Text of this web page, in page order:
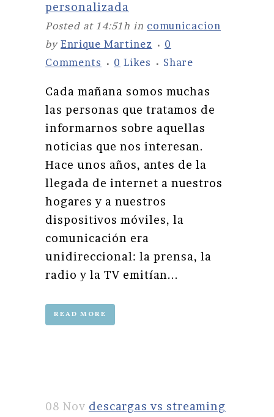
personalizada
Posted at 14:51h in comunicacion
by Enrique Martinez
0
Comments
0 Likes Share
Cada mañana somos muchas
las personas que tratamos de
informarnos sobre aquellas
noticias que nos interesan.
Hace unos años, antes de la
llegada de internet a nuestros
hogares y a nuestros
dispositivos móviles, la
comunicación era
unidireccional: la prensa, la
radio y la TV emitían...
READ MORE
08 Nov descargas vs streaming